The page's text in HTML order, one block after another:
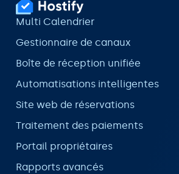
Multi Calendrier
Gestionnaire de canaux
Boîte de réception unifiée
Automatisations intelligentes
Site web de réservations
Traitement des paiements
Portail propriétaires
Rapports avancés